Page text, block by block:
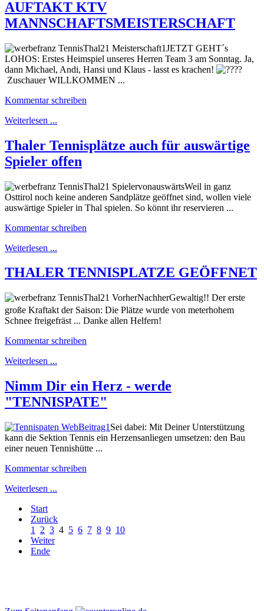
AUFTAKT KTV
MANNSCHAFTSMEISTERSCHAFT
JETZT GEHT´s
LOHOS: Erstes Heimspiel unseres Herren Team 3 am Sonntag. Ja,
dann Michael, Andi, Hansi und Klaus - lasst es krachen!
Zuschauer WILLKOMMEN ...
Kommentar schreiben
Weiterlesen ...
Thaler Tennisplätze auch für auswärtige
Spieler offen
Weil in ganz
Osttirol noch keine anderen Sandplätze geöffnet sind, wollen viele
auswärtige Spieler in Thal spielen. So könnt ihr reservieren ...
Kommentar schreiben
Weiterlesen ...
THALER TENNISPLATZE GEÖFFNET
Gewaltig!! Der erste
große Kraftakt der Saison: Die Plätze wurde von meterhohem
Schnee freigefräst ... Danke allen Helfern!
Kommentar schreiben
Weiterlesen ...
Nimm Dir ein Herz - werde
"TENNISPATE"
Sei dabei: Mit Deiner Unterstützung
kann die Sektion Tennis ein Herzensanliegen umsetzen: den Bau
einer neuen Tennishütte ...
Kommentar schreiben
Weiterlesen ...
Start
Zurück
1
2 3 4 5 6 7 8 9 10
Weiter
Ende